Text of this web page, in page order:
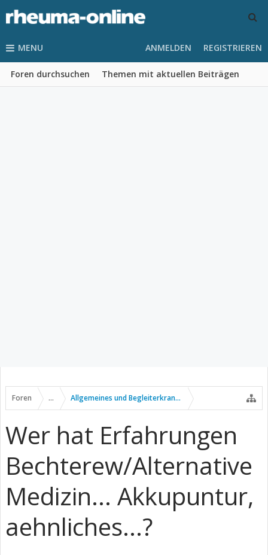
MENU
Foren durchsuchen Themen mit aktuellen Beiträgen
ANMELDEN REGISTRIEREN
Foren ... Allgemeines und Begleiterkrankungen
Wer hat Erfahrungen
Bechterew/Alternative
Medizin... Akkupuntur,
aehnliches...?